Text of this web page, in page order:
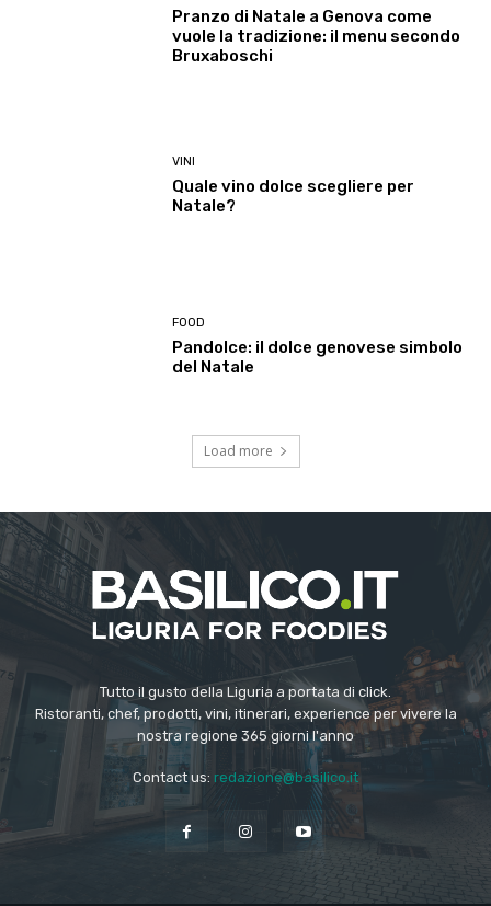
Pranzo di Natale a Genova come
vuole la tradizione: il menu secondo
Bruxaboschi
VINI
Quale vino dolce scegliere per
Natale?
FOOD
Pandolce: il dolce genovese simbolo
del Natale
Load more
Tutto il gusto della Liguria a portata di click.
Ristoranti, chef, prodotti, vini, itinerari, experience per vivere la
nostra regione 365 giorni l'anno
Contact us: redazione@basilico.it